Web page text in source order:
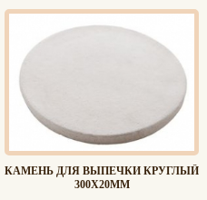
Хлеб
КАМЕНЬ ДЛЯ ВЫПЕЧКИ КРУГЛЫЙ
300Х20ММ